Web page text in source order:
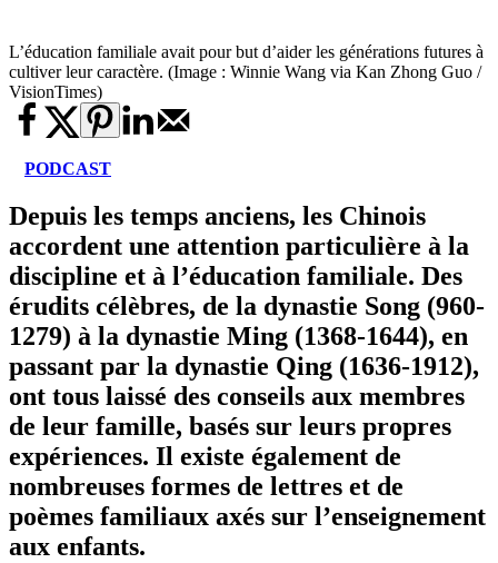
L’éducation familiale avait pour but d’aider les générations futures à
cultiver leur caractère. (Image : Winnie Wang via Kan Zhong Guo /
VisionTimes)
PODCAST
Depuis les temps anciens, les Chinois
accordent une attention particulière à la
discipline et à l’éducation familiale. Des
érudits célèbres, de la dynastie Song (960-
1279) à la dynastie Ming (1368-1644), en
passant par la dynastie Qing (1636-1912),
ont tous laissé des conseils aux membres
de leur famille, basés sur leurs propres
expériences. Il existe également de
nombreuses formes de lettres et de
poèmes familiaux axés sur l’enseignement
aux enfants.